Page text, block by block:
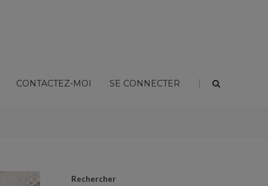
CONTACTEZ-MOI SE CONNECTER
Corrigez le traducteur de Google : biographie de Johnny Hallyday
Rechercher